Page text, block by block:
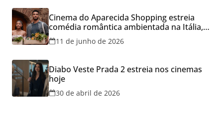
Cinema do Aparecida Shopping estreia
comédia romântica ambientada na Itália,
hoje e lança promoção para o Dia dos
Namorados
11 de junho de 2026
Diabo Veste Prada 2 estreia nos cinemas
hoje
30 de abril de 2026